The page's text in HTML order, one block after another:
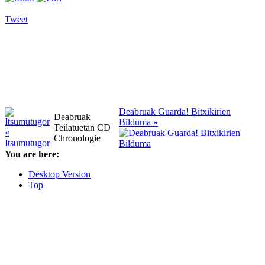
Tweet
«
Itsumutugor
Deabruak
Teilatuetan CD
Chronologie
Deabruak Guarda! Bitxikirien
Bilduma »
You are here:
Desktop Version
Top